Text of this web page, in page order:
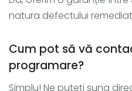
natura defectului
Cum pot să vă
programare?
Simplu! Ne puteți suna